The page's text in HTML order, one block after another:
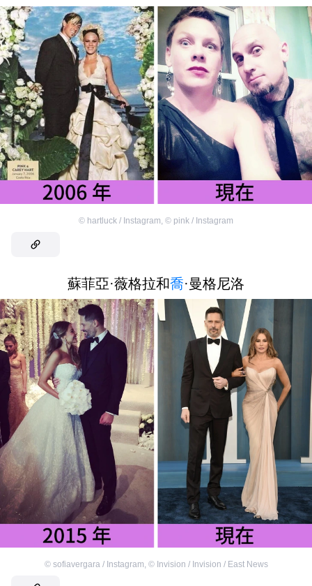
© hartluck / Instagram, © pink / Instagram
蘇菲亞·薇格拉和喬·曼格尼洛
© sofiavergara / Instagram, © Invision / Invision / East News